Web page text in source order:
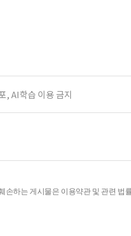
, AI학습 이용 금지